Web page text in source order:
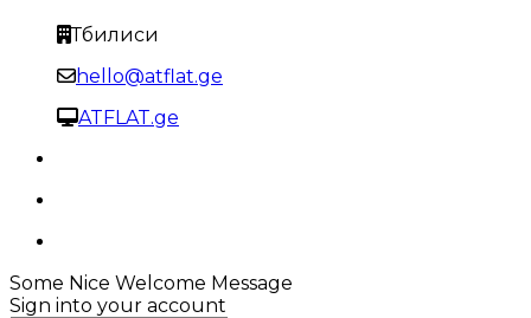
Тбилиси
hello@atflat.ge
ATFLAT.ge
Some Nice Welcome Message
Sign into your account